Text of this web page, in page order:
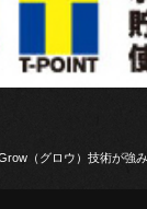
（グロウ）技術が強